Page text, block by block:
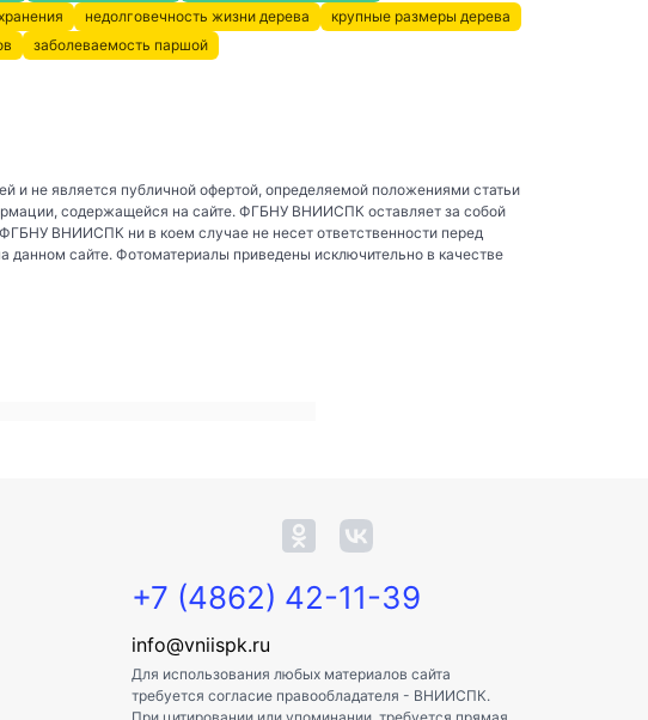
недолговечность жизни дерева
крупные размеры дерева
заболеваемость паршой
и не является публичной офертой, определяемой положениями статьи
содержащейся на сайте. ФГБНУ ВНИИСПК оставляет за собой
ВНИИСПК ни в коем случае не несет ответственности перед
сайте. Фотоматериалы приведены исключительно в качестве
+7 (4862) 42-11-39
info@vniispk.ru
Для использования любых материалов сайта
требуется согласие правообладателя - ВНИИСПК.